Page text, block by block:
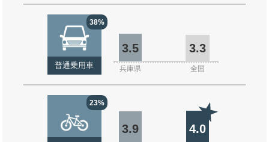
38%
普通乗用車
3.5 3.3
兵庫県 全国
23%
3.9 4.0